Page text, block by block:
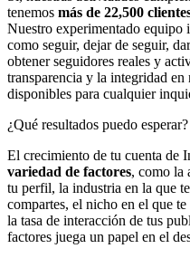
tenemos más de 22,500
Nuestro experimentado equipo
como seguir, dejar de seguir,
obtener seguidores reales y
transparencia y la integridad en
disponibles para cualquier
¿Qué resultados puedo esperar?
El crecimiento de tu cuenta de
variedad de factores, como la
tu perfil, la industria en la que
compartes, el nicho en el que
la tasa de interacción de tus
factores juega un papel en el